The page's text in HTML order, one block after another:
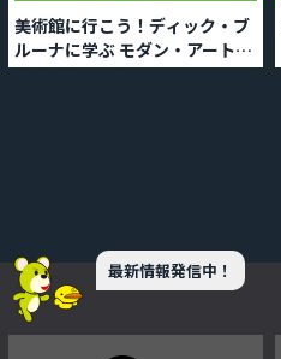
美術館に行こう！ディック・ブ
ルーナに学ぶ モダン・アートの
楽しみ方
最新情報発信中！